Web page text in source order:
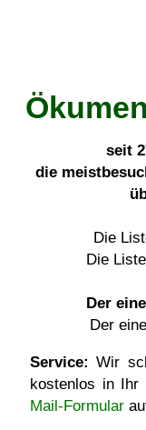
seit
die
Die
Die
Der
Der
Service: Wir
kostenlos in Ihr
Mail-Formular